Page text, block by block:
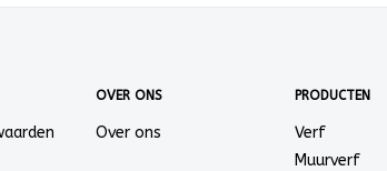
OVER ONS
Over ons
PRODUCTEN
Verf
Muurverf